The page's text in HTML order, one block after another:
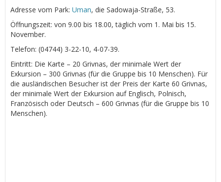
Adresse vom Park: Uman, die Sadowaja-Straße, 53.
Öffnungszeit: von 9.00 bis 18.00, täglich vom 1. Mai bis 15.
November.
Telefon: (04744) 3-22-10, 4-07-39.
Eintritt: Die Karte – 20 Grivnas, der minimale Wert der
Exkursion – 300 Grivnas (für die Gruppe bis 10 Menschen). Für
die ausländischen Besucher ist der Preis der Karte 60 Grivnas,
der minimale Wert der Exkursion auf Englisch, Polnisch,
Französisch oder Deutsch – 600 Grivnas (für die Gruppe bis 10
Menschen).